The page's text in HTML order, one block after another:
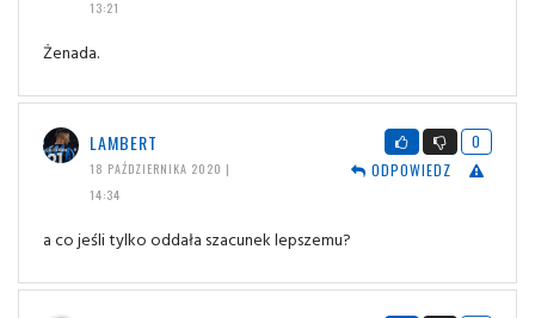
13:21
Żenada.
LAMBERT
18 PAŹDZIERNIKA 2020 |
14:34
0
ODPOWIEDZ
a co jeśli tylko oddała szacunek lepszemu?